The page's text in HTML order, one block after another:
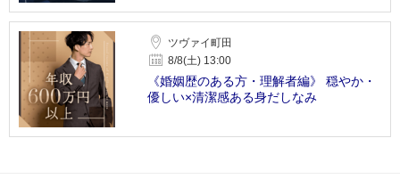
ツヴァイ町田
8/8(土) 13:00
《婚姻歴のある方・理解者編》 穏やか・
優しい×清潔感ある身だしなみ